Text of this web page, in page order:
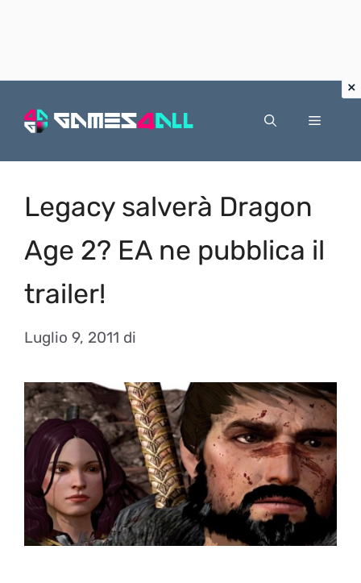
Menu
Legacy salverà Dragon
Age 2? EA ne pubblica il
trailer!
Luglio 9, 2011 di